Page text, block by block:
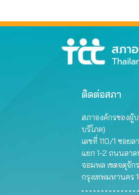
ติดต่อสภา
สภาองค์กรของผู้
บริโภค)
เลขที่ 110/1 ซอย
แยก 1-2 ถนนลาด
จอมพล เขตจตุจักร
กรุงเทพมหานคร